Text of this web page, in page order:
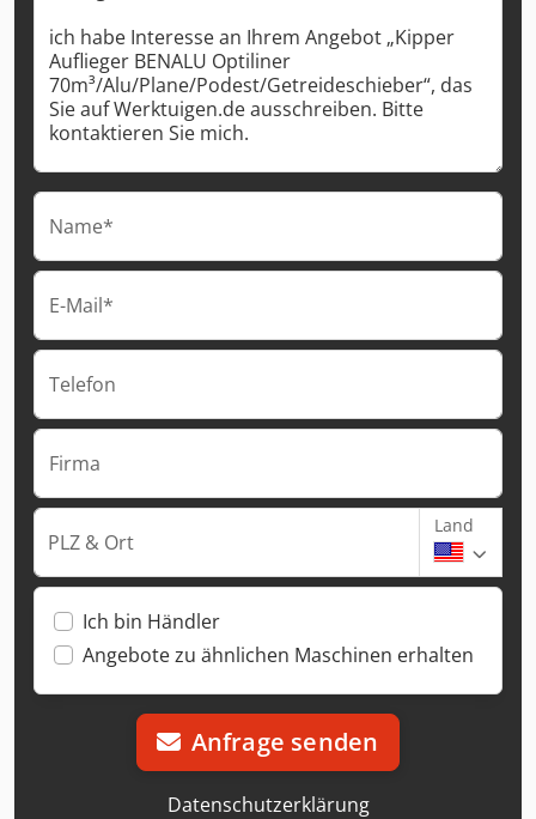
Name*
E-Mail*
Telefon
Firma
PLZ & Ort
Land
Ich bin Händler
Angebote zu ähnlichen Maschinen erhalten
Anfrage senden
Datenschutzerklärung